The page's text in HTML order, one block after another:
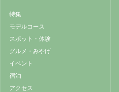
特集
モデルコース
スポット・体験
グルメ・みやげ
イベント
宿泊
アクセス